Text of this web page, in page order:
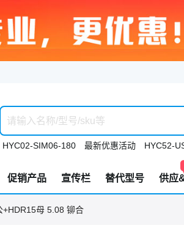
HYC02-SIM06-180 最新优惠活动 HYC52-
促销产品 宣传栏 替代型号 供应
+HDR15母 5.08 铆合